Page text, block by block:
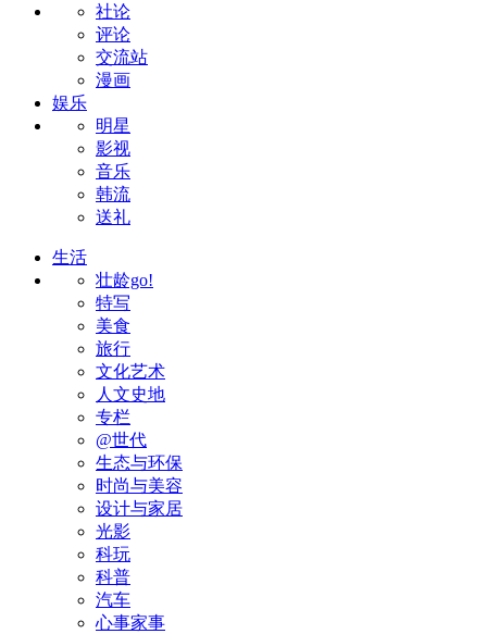
社论
评论
交流站
漫画
娱乐
明星
影视
音乐
韩流
送礼
生活
壮龄go!
特写
美食
旅行
文化艺术
人文史地
专栏
@世代
生态与环保
时尚与美容
设计与家居
光影
科玩
科普
汽车
心事家事